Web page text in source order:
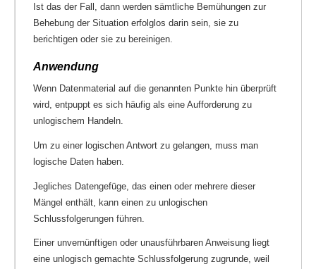
Ist das der Fall, dann werden sämtliche Bemühungen zur
Behebung der Situation erfolglos darin sein, sie zu
berichtigen oder sie zu bereinigen.
Anwendung
Wenn Datenmaterial auf die genannten Punkte hin überprüft
wird, entpuppt es sich häufig als eine Aufforderung zu
unlogischem Handeln.
Um zu einer logischen Antwort zu gelangen, muss man
logische Daten haben.
Jegliches Datengefüge, das einen oder mehrere dieser
Mängel enthält, kann einen zu unlogischen
Schlussfolgerungen führen.
Einer unvernünftigen oder unausführbaren Anweisung liegt
eine unlogisch gemachte Schlussfolgerung zugrunde, weil